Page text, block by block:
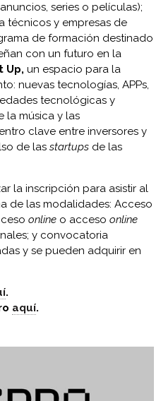
series o películas);
técnicos y empresas de
de formación destinado
con un futuro en la
Up, un espacio para la
nuevas tecnologías, APPs,
tecnológicas y
la música y las
clave entre inversores y
de las startups de las
la inscripción para asistir al
de las modalidades: Acceso
online o acceso online
y convocatoria
y se pueden adquirir en
.
aquí.